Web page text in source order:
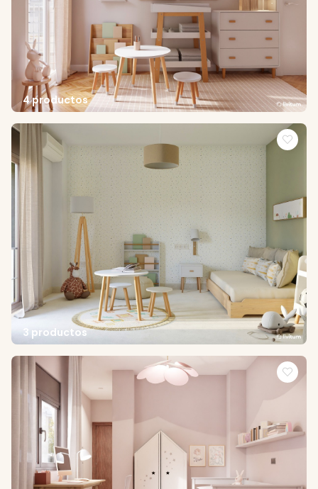
4 productos
3 productos